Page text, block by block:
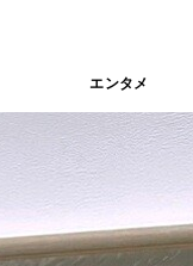
エンタメ